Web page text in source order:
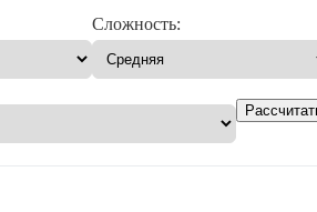
Сложность: